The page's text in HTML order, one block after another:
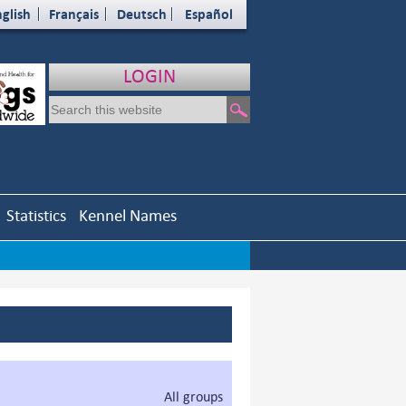
Français Deutsch Español
LOGIN
Statistics Kennel Names
All groups